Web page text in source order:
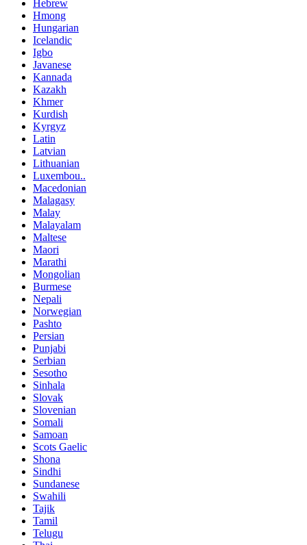
Hebrew
Hmong
Hungarian
Icelandic
Igbo
Javanese
Kannada
Kazakh
Khmer
Kurdish
Kyrgyz
Latin
Latvian
Lithuanian
Luxembou..
Macedonian
Malagasy
Malay
Malayalam
Maltese
Maori
Marathi
Mongolian
Burmese
Nepali
Norwegian
Pashto
Persian
Punjabi
Serbian
Sesotho
Sinhala
Slovak
Slovenian
Somali
Samoan
Scots Gaelic
Shona
Sindhi
Sundanese
Swahili
Tajik
Tamil
Telugu